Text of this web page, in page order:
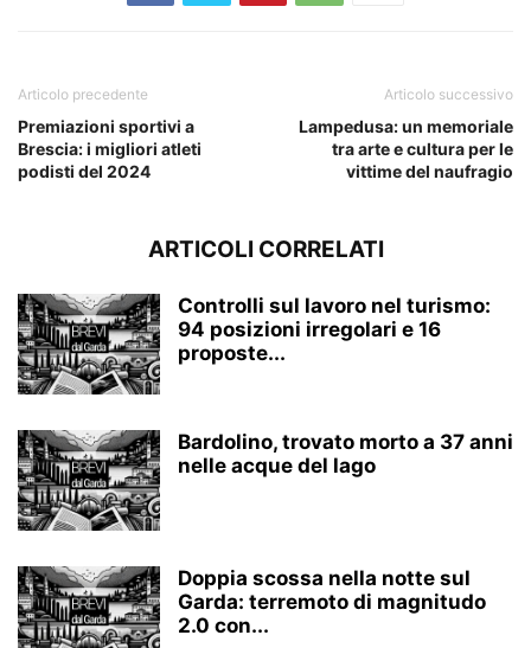
Articolo precedente
Premiazioni sportivi a
Brescia: i migliori atleti
podisti del 2024
Articolo successivo
Lampedusa: un memoriale
tra arte e cultura per le
vittime del naufragio
ARTICOLI CORRELATI
Controlli sul lavoro nel turismo:
94 posizioni irregolari e 16
proposte...
Bardolino, trovato morto a 37 anni
nelle acque del lago
Doppia scossa nella notte sul
Garda: terremoto di magnitudo
2.0 con...